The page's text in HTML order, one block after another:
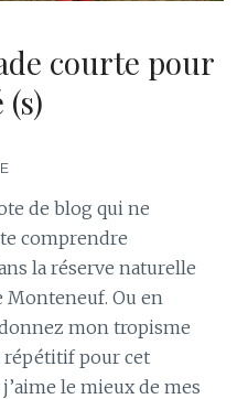
courte pour
de blog qui ne
comprendre
la réserve naturelle
Monteneuf. Ou en
mon tropisme
répétitif pour cet
le mieux de mes